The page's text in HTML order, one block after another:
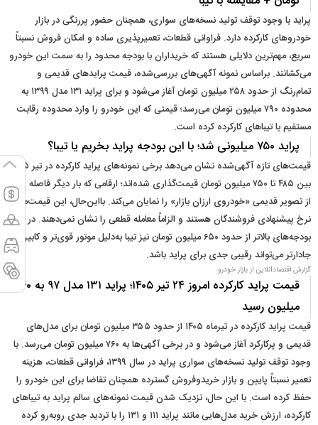
پراید با وجود توقف تولید نسخه‌های سواری، همچنان حضور پررنگی در بازار
خودروهای کارکرده دارد. فراوانی قطعات، تعمیرپذیری ساده و امکان فروش نسبتاً
سریع، مهم‌ترین دلایلی هستند که خریداران با بودجه محدود را به سمت این خودرو
می‌کشانند. براساس نمونه آگهی‌های بررسی‌شده، قیمت پرایدهای قدیمی و
تمام‌رنگ از حدود ۲۵۸ میلیون تومان آغاز می‌شود و برای پراید ۱۳۱ مدل ۱۳۹۹ به
محدوده ۷۹۰ میلیون تومان می‌رسد؛ قیمتی که این خودرو را وارد محدوده رقابت
مستقیم با تیباهای کارکرده کرده است.
پراید ۷۵۰ میلیونی شد؛ با این بودجه پراید بخریم یا تیبا؟
قیمت‌های تازه آگهی‌شده نشان می‌دهد برخی نمونه‌های پراید کارکرده در تیر ۱۴۰۵
بین ۴۸۵ تا ۷۵۰ میلیون تومان قیمت‌گذاری شده‌اند؛ ارقامی که بار دیگر فاصله پراید
از تصویر قدیمی «خودروی ارزان بازار» را نمایان می‌کند. بااین‌حال، این قیمت‌ها
نرخ پیشنهادی فروشندگان هستند و الزاماً معامله قطعی را نشان نمی‌دهند. در
بودجه‌های بالاتر از حدود ۶۵۰ میلیون تومان نیز تیبا به‌دلیل موتور قوی‌تر و کابین
جادارتر می‌تواند رقیبی جدی برای پراید باشد.
گزارش اقتصادآنلاین از بازار خودرو:
قیمت پراید کارکرده امروز ۲۴ تیر ۱۴۰۵؛ پراید ۱۳۱ مدل ۹۷ به ۷۶۰
میلیون رسید
قیمت پراید کارکرده در تیرماه ۱۴۰۵ از حدود ۳۵۵ میلیون تومان برای مدل‌های
قدیمی و پرکارکرد آغاز می‌شود و در برخی آگهی‌ها به ۷۶۰ میلیون تومان می‌رسد. با
وجود توقف تولید نسخه‌های سواری پراید در سال ۱۳۹۹، فراوانی قطعات، هزینه
تعمیر نسبتاً پایین و بازار خریدوفروش گسترده همچنان تقاضا برای این خودرو را
حفظ کرده است. با این حال، نزدیک شدن قیمت نمونه‌های سالم پراید به تیباهای
کارکرده، ارزش خرید مدل‌هایی مانند پراید ۱۱۱ و ۱۳۱ را با تردید جدی روبه‌رو کرده